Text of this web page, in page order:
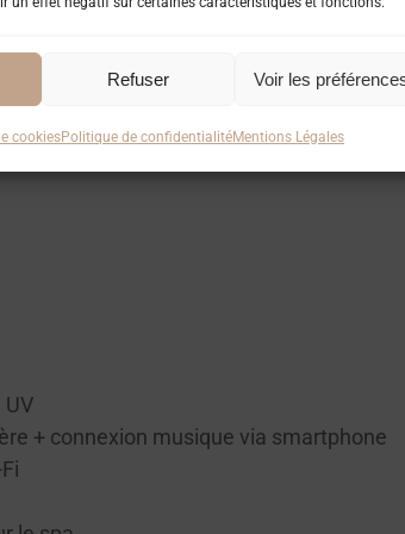
Refuser Voir les
cookiesPolitique de confidentialitéMentions Légales
ainsi que sur les panneaux
+ connexion musique via smartphone